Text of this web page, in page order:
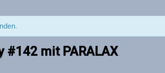
#142 mit PARALAX